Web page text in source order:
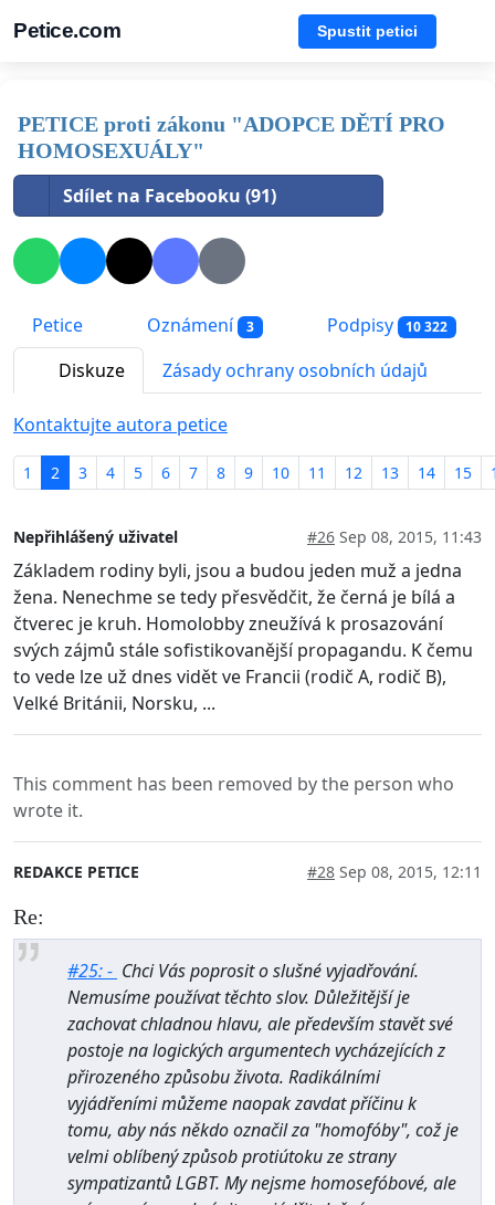
Petice.com Spustit petici
PETICE proti zákonu "ADOPCE DĚTÍ PRO
HOMOSEXUÁLY"
Sdílet na Facebooku (91)
Petice Oznámení 3 Podpisy 10 322
Diskuze Zásady ochrany osobních údajů
Kontaktujte autora petice
1 2 3 4 5 6 7 8 9 10 11 12 13 14 15
Nepřihlášený uživatel #26 Sep 08, 2015, 11:43
Základem rodiny byli, jsou a budou jeden muž a jedna
žena. Nenechme se tedy přesvědčit, že černá je bílá a
čtverec je kruh. Homolobby zneužívá k prosazování
svých zájmů stále sofistikovanější propagandu. K čemu
to vede lze už dnes vidět ve Francii (rodič A, rodič B),
Velké Británii, Norsku, ...
This comment has been removed by the person who
wrote it.
REDAKCE PETICE #28 Sep 08, 2015, 12:11
Re:
#25: - Chci Vás poprosit o slušné vyjadřování.
Nemusíme používat těchto slov. Důležitější je
zachovat chladnou hlavu, ale především stavět své
postoje na logických argumentech vycházejících z
přirozeného způsobu života. Radikálními
vyjádřeními můžeme naopak zavdat příčinu k
tomu, aby nás někdo označil za "homofóby", což je
velmi oblíbený způsob protiútoku ze strany
sympatizantů LGBT. My nejsme homosefóbové, ale